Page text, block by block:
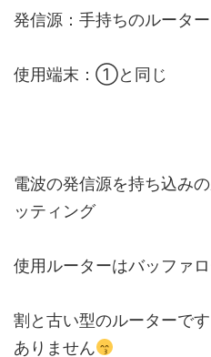
発信源：手持ちのルーター
使用端末：①と同じ
電波の発信源を持ち込み
ッティング
使用ルーターはバッファ
割と古い型のルーターで
ありません